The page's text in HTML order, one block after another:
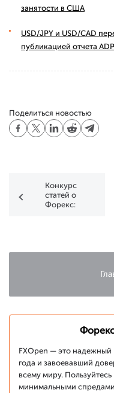
занятости в США
USD/JPY и USD/CAD
публикацией отчета ADP
Поделиться новостью
Конкурс
статей о
Форекс:
FXOpen — это
года и завоевавший
всему миру.
минимальными